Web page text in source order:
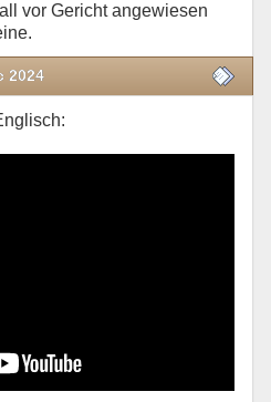
vor Gericht angewiesen
2024